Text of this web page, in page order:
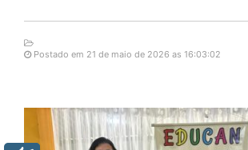
Postado em 21 de maio de 2026 as 16:03:02